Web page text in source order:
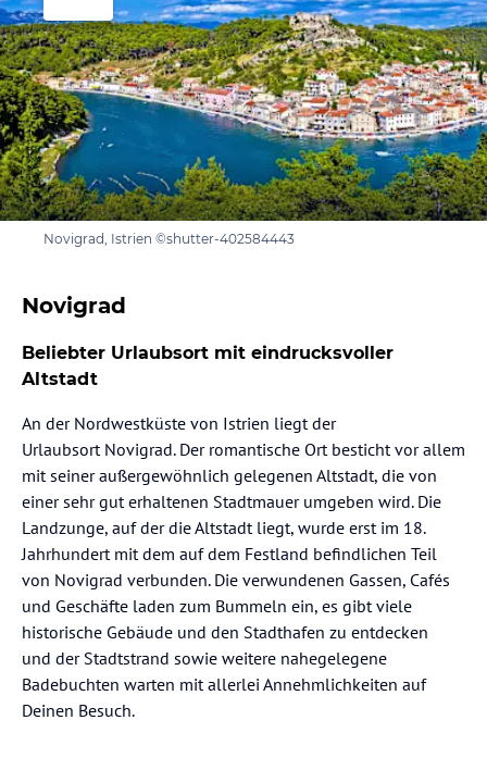
Novigrad, Istrien ©shutter-402584443
Novigrad
Beliebter Urlaubsort mit eindrucksvoller
Altstadt
An der Nordwestküste von Istrien liegt der
Urlaubsort Novigrad. Der romantische Ort besticht vor allem
mit seiner außergewöhnlich gelegenen Altstadt, die von
einer sehr gut erhaltenen Stadtmauer umgeben wird. Die
Landzunge, auf der die Altstadt liegt, wurde erst im 18.
Jahrhundert mit dem auf dem Festland befindlichen Teil
von Novigrad verbunden. Die verwundenen Gassen, Cafés
und Geschäfte laden zum Bummeln ein, es gibt viele
historische Gebäude und den Stadthafen zu entdecken
und der Stadtstrand sowie weitere nahegelegene
Badebuchten warten mit allerlei Annehmlichkeiten auf
Deinen Besuch.